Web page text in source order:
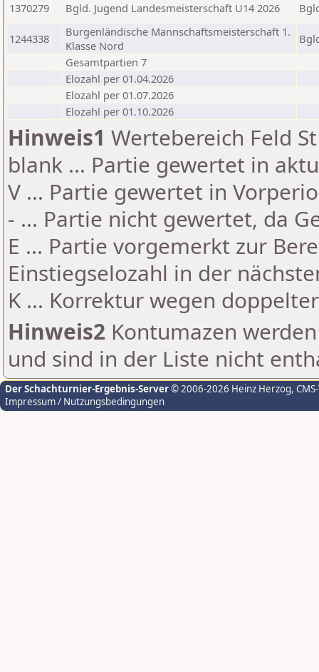
1370279
Bgld. Jugend Landesmeisterschaft U14 2026
1244338
Burgenländische Mannschaftsmeisterschaft 1.
Klasse Nord
Gesamtpartien 7
Elozahl per 01.04.2026
Elozahl per 01.07.2026
Elozahl per 01.10.2026
Hinweis1 Wertebereich Feld
blank ... Partie gewertet in
V ... Partie gewertet in
- ... Partie nicht gewertet, da
E ... Partie vorgemerkt zur
Einstiegselozahl in der
K ... Korrektur wegen
Hinweis2 Kontumazen
und sind in der Liste nicht
Der Schachturnier-Ergebnis-Server© 2006-2026 Heinz Herzog,
Impressum / Nutzungsbedingungen